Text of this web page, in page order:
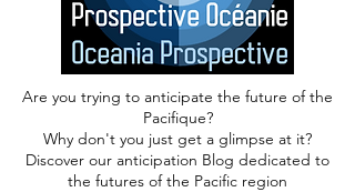
Are you trying to anticipate the future of the
Pacifique?
Why don't you just get a glimpse at it?
Discover our anticipation Blog dedicated to
the futures of the Pacific region